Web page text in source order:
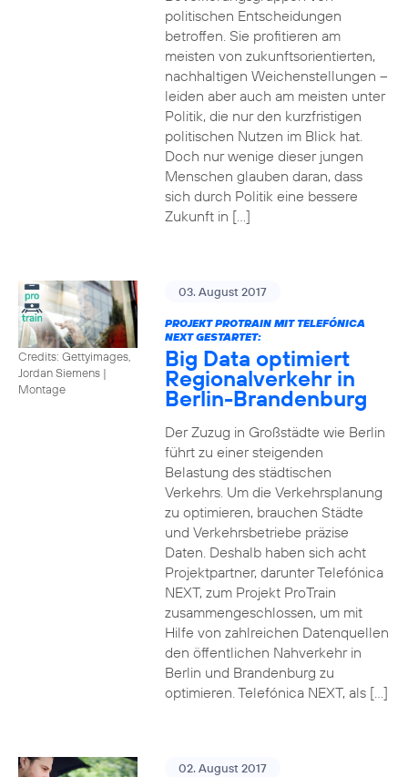
politischen Entscheidungen
betroffen. Sie profitieren am
meisten von zukunftsorientierten,
nachhaltigen Weichenstellungen –
leiden aber auch am meisten unter
Politik, die nur den kurzfristigen
politischen Nutzen im Blick hat.
Doch nur wenige dieser jungen
Menschen glauben daran, dass
sich durch Politik eine bessere
Zukunft in […]
Credits: Gettyimages,
Jordan Siemens |
Montage
03. August 2017
PROJEKT PROTRAIN MIT TELEFÓNICA
NEXT GESTARTET:
Big Data optimiert
Regionalverkehr in
Berlin-Brandenburg
Der Zuzug in Großstädte wie Berlin
führt zu einer steigenden
Belastung des städtischen
Verkehrs. Um die Verkehrsplanung
zu optimieren, brauchen Städte
und Verkehrsbetriebe präzise
Daten. Deshalb haben sich acht
Projektpartner, darunter Telefónica
NEXT, zum Projekt ProTrain
zusammengeschlossen, um mit
Hilfe von zahlreichen Datenquellen
den öffentlichen Nahverkehr in
Berlin und Brandenburg zu
optimieren. Telefónica NEXT, als […]
02. August 2017